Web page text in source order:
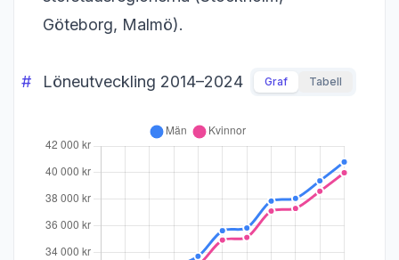
Göteborg, Malmö).
Löneutveckling 2014–2024 Graf Tabell